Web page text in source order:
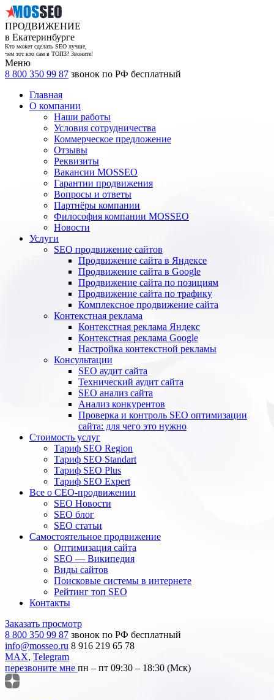
ПРОДВИЖЕНИЕ
в Екатеринбурге
Кто может сделать SEO лучше,
чем тот кто сам в ТОП3? Звоните!
Меню
8 800 350 99 87 звонок по РФ бесплатный
Главная
О компании
Наши работы
Условия сотрудничества
Коммерческое предложение
Отзывы
Реквизиты
Вакансии MOSSEO
Гарантии продвижения
Вопросы и ответы
Партнёры компании
Философия компании MOSSEO
Новости
Услуги
SEO продвижение сайтов
Продвижение сайта в Яндексе
Продвижение сайта в Google
Продвижение сайта по позициям
Продвижение сайта по трафику
Комплексное продвижение сайта
Контекстная реклама
Контекстная реклама Яндекс
Контекстная реклама Google
Настройка контекстной рекламы
Консультации
SEO аудит сайта
Технический аудит сайта
SEO анализ сайта
Анализ конкурентов
Проверка и контроль SEO оптимизации
сайта: для чего это нужно
Стоимость услуг
Тариф SEO Region
Тариф SEO Standart
Тариф SEO Plus
Тариф SEO Expert
Все о СЕО-продвижении
SEO Новости
SEO блог
SEO статьи
Самостоятельное продвижение
Оптимизация сайта
SEO — Википедия
Виды сайтов
Поисковые системы в интернете
Рейтинг топ SEO
Контакты
Заказать просмотр
8 800 350 99 87 звонок по РФ бесплатный
info@mosseo.ru 8 916 219 65 78
MAX, Telegram
перезвоните мне пн – пт 09:30 – 18:30 (Мск)